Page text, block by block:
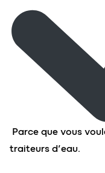
Parce que vous
traiteurs d’eau.